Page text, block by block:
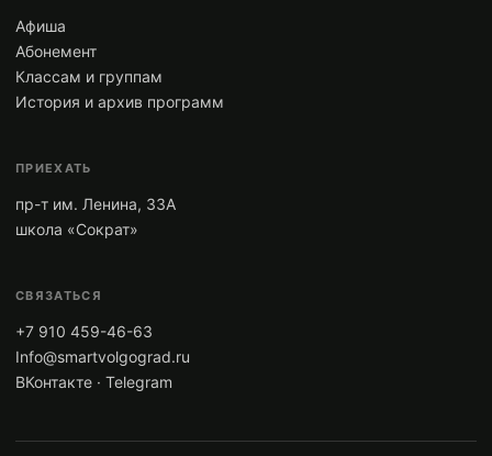
Афиша
Абонемент
Классам и группам
История и архив программ
ПРИЕХАТЬ
пр-т им. Ленина, 33А
школа «Сократ»
СВЯЗАТЬСЯ
+7 910 459-46-63
Info@smartvolgograd.ru
ВКонтакте · Telegram